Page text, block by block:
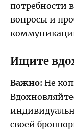
потребности
вопросы и
Ищите
Важно: Не
своей